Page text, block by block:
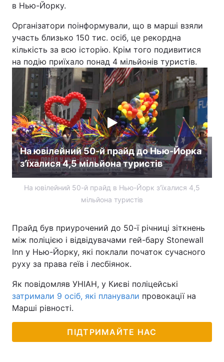
в Нью-Йорку.
Організатори поінформували, що в марші взяли
участь близько 150 тис. осіб, це рекордна
кількість за всю історію. Крім того подивитися
на подію приїхало понад 4 мільйонів туристів.
На ювілейний 50-й прайд до Нью-Йорка
з’їхалися 4,5 мільйона туристів
На ювілейний 50-й прайд в Нью-Йорк з'їхалися 4,5
мільйона туристів
Прайд був приурочений до 50-ї річниці зіткнень
між поліцією і відвідувачами гей-бару Stonewall
Inn у Нью-Йорку, які поклали початок сучасного
руху за права геїв і лесбіянок.
Як повідомляв УНІАН, у Києві поліцейські
затримали 9 осіб, які планували провокації на
Марші рівності.
ПІДТРИМАЙТЕ НАС